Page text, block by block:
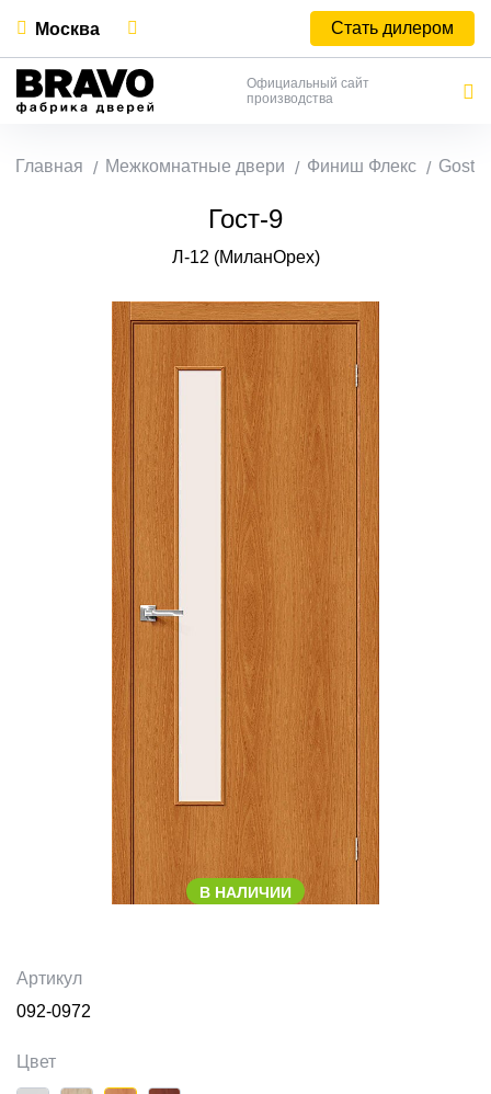
Москва Стать дилером
Официальный сайт
производства
Главная Межкомнатные двери Финиш Флекс Gost
Гост-9
Л-12 (МиланОрех)
В НАЛИЧИИ
Артикул
092-0972
Цвет